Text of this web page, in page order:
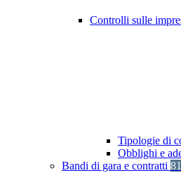
Controlli sulle
Tipologie di
Obblighi e
Bandi di gara e contratti